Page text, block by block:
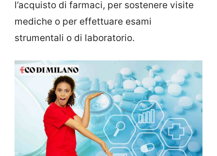
l’acquisto di farmaci, per sostenere visite
mediche o per effettuare esami
strumentali o di laboratorio.